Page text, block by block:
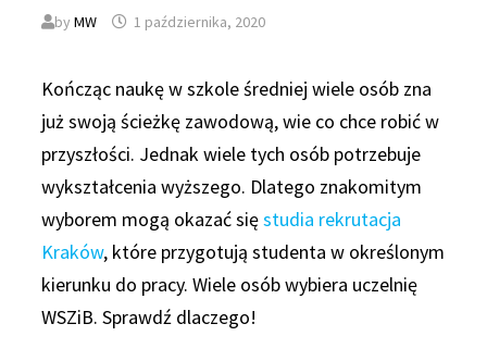
byMW 1 października, 2020
Kończąc naukę w szkole średniej wiele osób zna
już swoją ścieżkę zawodową, wie co chce robić w
przyszłości. Jednak wiele tych osób potrzebuje
wykształcenia wyższego. Dlatego znakomitym
wyborem mogą okazać sięstudia rekrutacja
Kraków, które przygotują studenta w określonym
kierunku do pracy. Wiele osób wybiera uczelnię
WSZiB. Sprawdź dlaczego!